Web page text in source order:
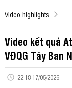
Video highlights
Video kết quả
VĐQG Tây Ban
22:18 17/05/2026